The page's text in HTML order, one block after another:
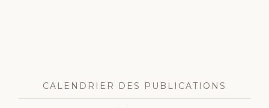
CALENDRIER DES PUBLICATIONS